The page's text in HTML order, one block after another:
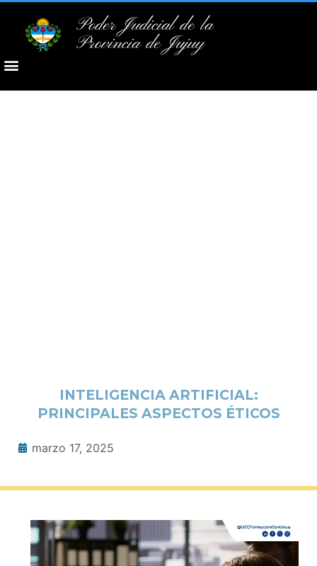
Poder Judicial de la
Provincia de Jujuy
INTELIGENCIA ARTIFICIAL:
PRINCIPALES ASPECTOS ÉTICOS
marzo 17, 2025